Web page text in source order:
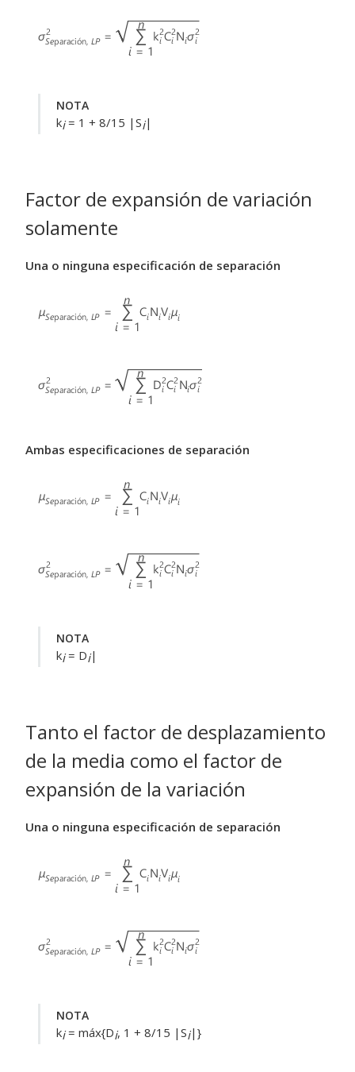
NOTA
ki= 1 + 8/15 |Si|
Factor de expansión de variación
solamente
Una o ninguna especificación de separación
Ambas especificaciones de separación
NOTA
ki= Di|
Tanto el factor de desplazamiento
de la media como el factor de
expansión de la variación
Una o ninguna especificación de separación
NOTA
ki= máx{Di, 1 + 8/15 |Si|}